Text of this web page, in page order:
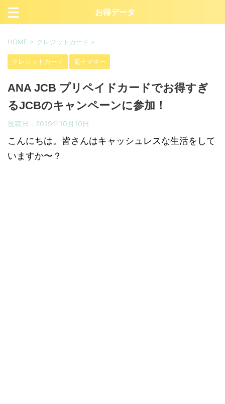
お得データ
HOME > クレジットカード >
クレジットカード 電子マネー
ANA JCB プリペイドカードでお得すぎ
るJCBのキャンペーンに参加！
投稿日： 2019年10月10日
こんにちは。皆さんはキャッシュレスな生活をして
いますか〜？